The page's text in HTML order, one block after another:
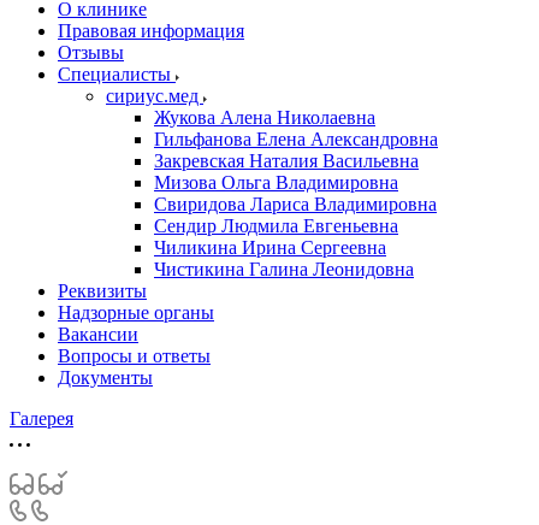
О клинике
Правовая информация
Отзывы
Специалисты
сириус.мед
Жукова Алена Николаевна
Гильфанова Елена Александровна
Закревская Наталия Васильевна
Мизова Ольга Владимировна
Свиридова Лариса Владимировна
Сендир Людмила Евгеньевна
Чиликина Ирина Сергеевна
Чистикина Галина Леонидовна
Реквизиты
Надзорные органы
Вакансии
Вопросы и ответы
Документы
Галерея